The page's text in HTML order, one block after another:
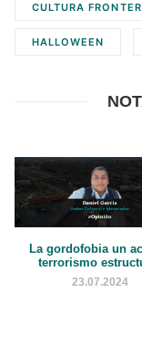
CULTURA
HALLOWEEN
La gordofobia un
terrorismo
23.07.2024